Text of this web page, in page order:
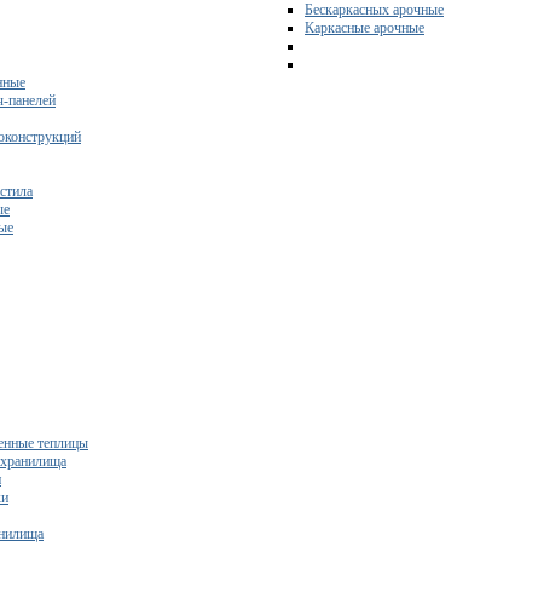
Бескаркасных арочные
Каркасные арочные
панелей
теплицы
расчет сметы исходя из вашего бюджета!